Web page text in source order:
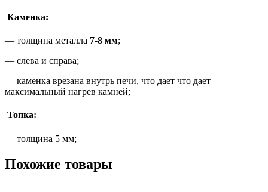
Каменка:
— толщина металла 7-8 мм;
— слева и справа;
— каменка врезана внутрь печи, что дает что дает
максимальный нагрев камней;
Топка:
— толщина 5 мм;
Похожие товары